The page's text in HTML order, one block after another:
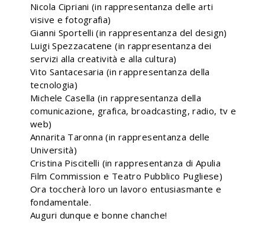
Nicola Cipriani (in rappresentanza delle arti
visive e fotografia)
Gianni Sportelli (in rappresentanza del design)
Luigi Spezzacatene (in rappresentanza dei
servizi alla creatività e alla cultura)
Vito Santacesaria (in rappresentanza della
tecnologia)
Michele Casella (in rappresentanza della
comunicazione, grafica, broadcasting, radio, tv e
web)
Annarita Taronna (in rappresentanza delle
Università)
Cristina Piscitelli (in rappresentanza di Apulia
Film Commission e Teatro Pubblico Pugliese)
Ora toccherà loro un lavoro entusiasmante e
fondamentale.
Auguri dunque e bonne chanche!